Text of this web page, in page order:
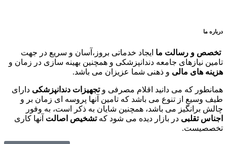
درباره ما
تخصص و رسالت ما ایجاد خدماتی بروز،آسان و سریع در جهت
تامین نیازهای جامعه دندانپزشکی و همچنین بهینه سازی در زمان و
هزینه های مالی و ذهنی شما عزیزان می باشد.
همانطور که می دانید اقلام مصرفی وتجهیزات دندانپزشکی دارای
طیف وسیع از تنوع می باشد که تامین آنها پروسه ای زمان بر و
چالش برانگیز می باشد، همچنین شایان به ذکر است، به وفور
اجناس تقلبی در بازار دیده می شود کهتشخیص اصالت آنها کاری
تخصصیست.